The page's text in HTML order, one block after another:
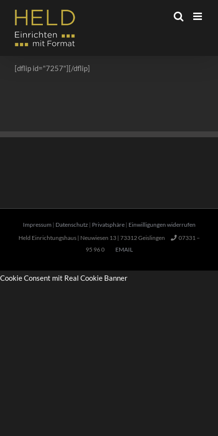
Inhalt
springen
[dflip id="7257"][/dflip]
Impressum | Datenschutz | Privatsphäre| Einwilligungen widerrufen
Held Einrichtungshaus | Neuwiesen 13 | 73312 Geislingen
07331 –
95 96 0
EMAIL
Cookie Consent mit Real Cookie Banner